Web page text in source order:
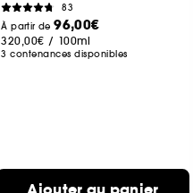
83
À partir de96,00€
320,00€ / 100ml
3 contenances disponibles